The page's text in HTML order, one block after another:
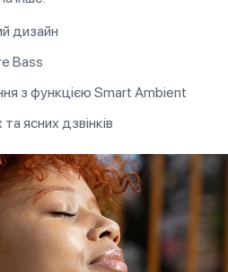
дизайн
Bass
з функцією Smart Ambient
ясних дзвінків